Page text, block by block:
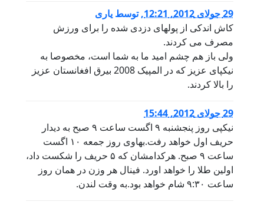
29 جولای 2012, 12:21 ,توسط یاری
کاش اندکی از پولهای دزدی شده را برای ورزش
مصرف می کردند.
ولی باز هم چشم امید ما به شما است، مخصوصا به
نیکپای عزیز که در المپیک 2008 بیرق افغانستان عزیز
را بالا کردند.
29 جولای 2012, 15:44
نیکپی روز پنجشنبه ۹ اگست ساعت ۹ صبح به دیدار
حریف اول خواهد رفت.بهاوی روز جمعه ۱۰ اگست
ساعت ۹ صبح. هرکدامشان که ۵ حریف را شکست داد،
اولین طلا را خواهد اورد. فینال هر وزن در همان روز
ساعت ۹:۳۰ شام خواهد بود.به وقت لندن.